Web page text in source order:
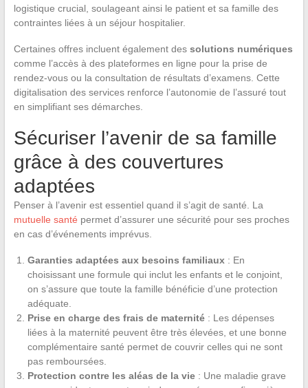
logistique crucial, soulageant ainsi le patient et sa famille des
contraintes liées à un séjour hospitalier.
Certaines offres incluent également des solutions numériques
comme l’accès à des plateformes en ligne pour la prise de
rendez-vous ou la consultation de résultats d’examens. Cette
digitalisation des services renforce l’autonomie de l’assuré tout
en simplifiant ses démarches.
Sécuriser l’avenir de sa famille
grâce à des couvertures
adaptées
Penser à l’avenir est essentiel quand il s’agit de santé. La
mutuelle santé permet d’assurer une sécurité pour ses proches
en cas d’événements imprévus.
Garanties adaptées aux besoins familiaux: En
choisissant une formule qui inclut les enfants et le conjoint,
on s’assure que toute la famille bénéficie d’une protection
adéquate.
Prise en charge des frais de maternité: Les dépenses
liées à la maternité peuvent être très élevées, et une bonne
complémentaire santé permet de couvrir celles qui ne sont
pas remboursées.
Protection contre les aléas de la vie: Une maladie grave